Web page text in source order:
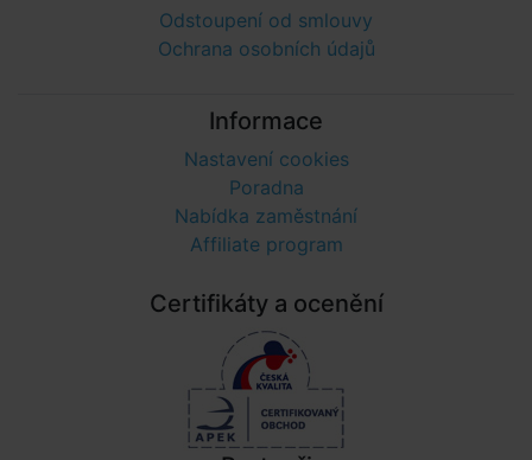
Odstoupení od smlouvy
Ochrana osobních údajů
Informace
Nastavení cookies
Poradna
Nabídka zaměstnání
Affiliate program
Certifikáty a ocenění